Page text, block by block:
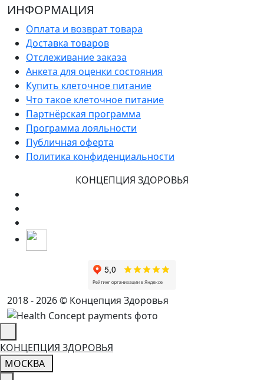
ИНФОРМАЦИЯ
Оплата и возврат товара
Доставка товаров
Отслеживание заказа
Анкета для оценки состояния
Купить клеточное питание
Что такое клеточное питание
Партнёрская программа
Программа лояльности
Публичная оферта
Политика конфиденциальности
КОНЦЕПЦИЯ ЗДОРОВЬЯ
2018 - 2026 © Концепция Здоровья
КОНЦЕПЦИЯ ЗДОРОВЬЯ
МОСКВА